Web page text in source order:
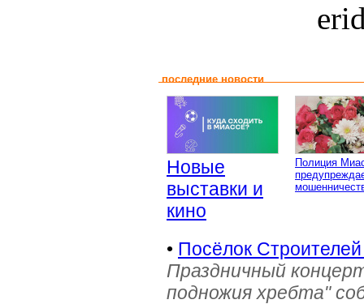
последние новости
Новые
выставки и
кино
Полиция
• Посёлок
Праздничный
подножия хребта"